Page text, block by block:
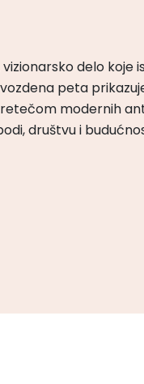
delo
peta
modernih
društvu i